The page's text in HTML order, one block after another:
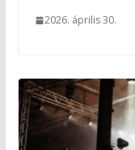
2026. április 30.